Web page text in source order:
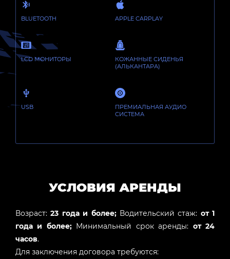
BLUETOOTH APPLE CARPLAY
LCD МОНИТОРЫ
КОЖАННЫЕ СИДЕНЬЯ
(АЛЬКАНТАРА)
USB
ПРЕМИАЛЬНАЯ АУДИО
СИСТЕМА
УСЛОВИЯ АРЕНДЫ
Возраст: 23 года и более; Водительский стаж: от 1
года и более; Минимальный срок аренды: от 24
часов.
Для заключения договора требуются: